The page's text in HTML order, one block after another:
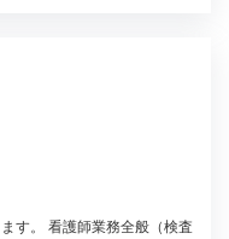
す。 看護師業務全般（検査